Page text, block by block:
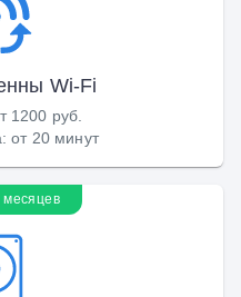
Wi-Fi
1200 руб.
:от 20 минут
месяцев